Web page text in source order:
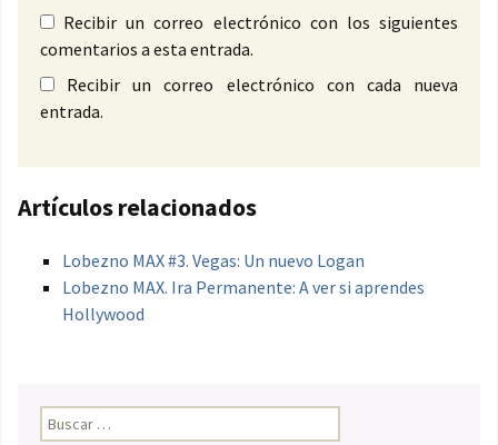
Recibir un correo electrónico con los siguientes
comentarios a esta entrada.
Recibir un correo electrónico con cada nueva
entrada.
Artículos relacionados
Lobezno MAX #3. Vegas: Un nuevo Logan
Lobezno MAX. Ira Permanente: A ver si aprendes
Hollywood
Buscar: